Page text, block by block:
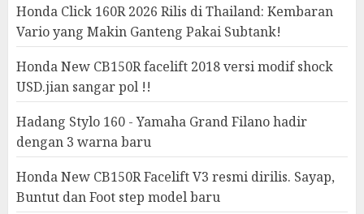
Honda Click 160R 2026 Rilis di Thailand: Kembaran
Vario yang Makin Ganteng Pakai Subtank!
Honda New CB150R facelift 2018 versi modif shock
USD.jian sangar pol !!
Hadang Stylo 160 - Yamaha Grand Filano hadir
dengan 3 warna baru
Honda New CB150R Facelift V3 resmi dirilis. Sayap,
Buntut dan Foot step model baru